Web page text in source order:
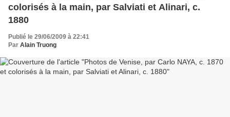
colorisés à la main, par Salviati et Alinari, c.
1880
Publié le 29/06/2009 à 22:41
Par Alain Truong